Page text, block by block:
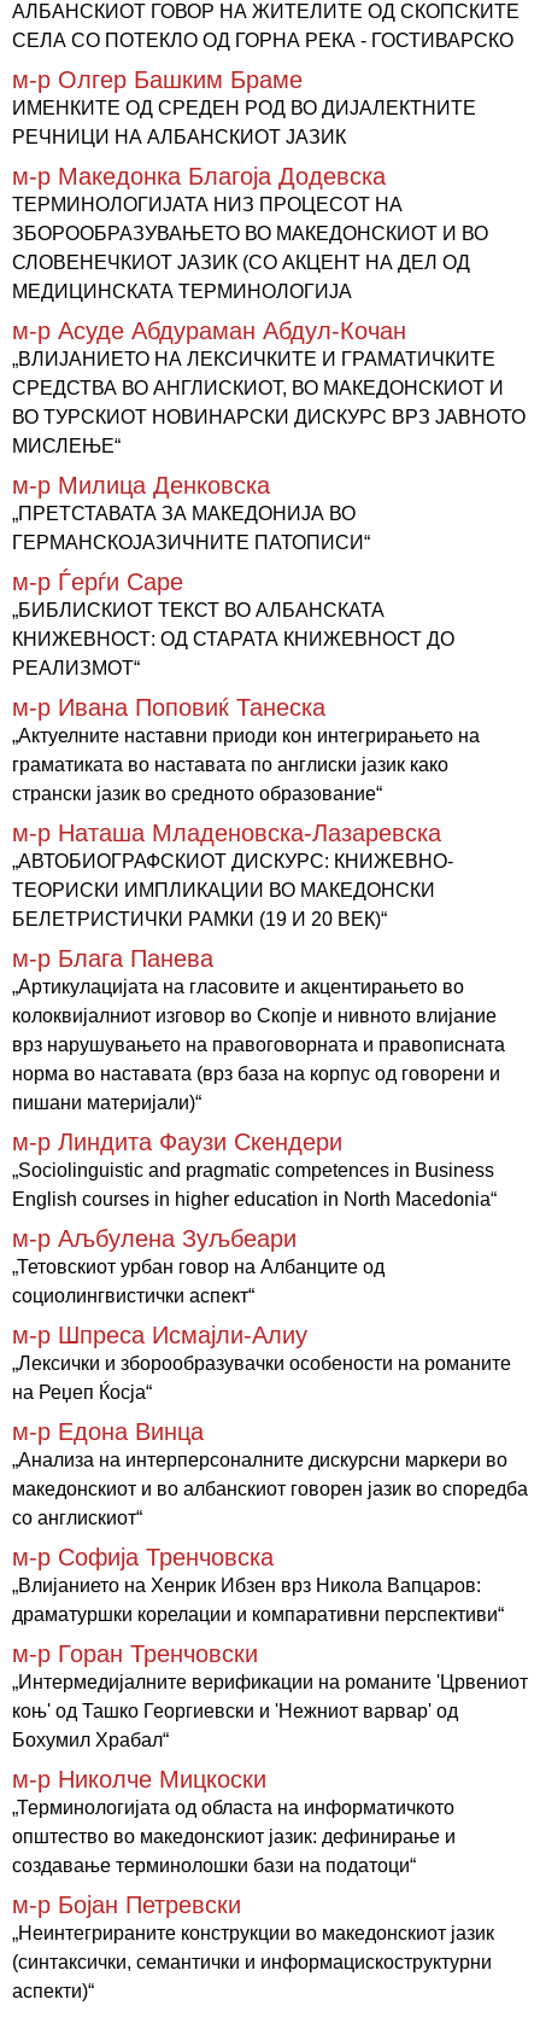
АЛБАНСКИОТ ГОВОР НА ЖИТЕЛИТЕ ОД СКОПСКИТЕ
СЕЛА СО ПОТЕКЛО ОД ГОРНА РЕКА - ГОСТИВАРСКО
м-р Олгер Башким Браме
ИМЕНКИТЕ ОД СРЕДЕН РОД ВО ДИЈАЛЕКТНИТЕ
РЕЧНИЦИ НА АЛБАНСКИОТ ЈАЗИК
м-р Македонка Благоја Додевска
ТЕРМИНОЛОГИЈАТА НИЗ ПРОЦЕСОТ НА
ЗБОРООБРАЗУВАЊЕТО ВО МАКЕДОНСКИОТ И ВО
СЛОВЕНЕЧКИОТ ЈАЗИК (СО АКЦЕНТ НА ДЕЛ ОД
МЕДИЦИНСКАТА ТЕРМИНОЛОГИЈА
м-р Асуде Абдураман Абдул-Кочан
„ВЛИЈАНИЕТО НА ЛЕКСИЧКИТЕ И ГРАМАТИЧКИТЕ
СРЕДСТВА ВО АНГЛИСКИОТ, ВО МАКЕДОНСКИОТ И
ВО ТУРСКИОТ НОВИНАРСКИ ДИСКУРС ВРЗ ЈАВНОТО
МИСЛЕЊЕ“
м-р Милица Денковска
„ПРЕТСТАВАТА ЗА МАКЕДОНИЈА ВО
ГЕРМАНСКОЈАЗИЧНИТЕ ПАТОПИСИ“
м-р Ѓерѓи Саре
„БИБЛИСКИОТ ТЕКСТ ВО АЛБАНСКАТА
КНИЖЕВНОСТ: ОД СТАРАТА КНИЖЕВНОСТ ДО
РЕАЛИЗМОТ“
м-р Ивана Поповиќ Танеска
„Актуелните наставни приоди кон интегрирањето на
граматиката во наставата по англиски јазик како
странски јазик во средното образование“
м-р Наташа Младеновска-Лазаревска
„АВТОБИОГРАФСКИОТ ДИСКУРС: КНИЖЕВНО-
ТЕОРИСКИ ИМПЛИКАЦИИ ВО МАКЕДОНСКИ
БЕЛЕТРИСТИЧКИ РАМКИ (19 И 20 ВЕК)“
м-р Блага Панева
„Артикулациjата на гласовите и акцентирањето во
колоквијалниот изговор во Скопје и нивното влијание
врз нарушувањето на правоговорната и правописната
норма во наставата (врз база на корпус од говорени и
пишани материјали)“
м-р Линдита Фаузи Скендери
„Sociolinguistic and pragmatic competences in Business
English courses in higher education in North Macedonia“
м-р Аљбулена Зуљбеари
„Тетовскиот урбан говор на Албанците од
социолингвистички аспект“
м-р Шпреса Исмајли-Алиу
„Лексички и зборообразувачки особености на романите
на Реџеп Ќосја“
м-р Едона Винца
„Анализа на интерперсоналните дискурсни маркери во
македонскиот и во албанскиот говорен јазик во споредба
со англискиот“
м-р Софија Тренчовска
„Влијанието на Хенрик Ибзен врз Никола Вапцаров:
драматуршки корелации и компаративни перспективи“
м-р Горан Тренчовски
„Интермедијалните верификации на романите 'Црвениот
коњ' од Ташко Георгиевски и 'Нежниот варвар' од
Бохумил Храбал“
м-р Николче Мицкоски
„Терминологијата од областа на информатичкото
општество во македонскиот јазик: дефинирање и
создавање терминолошки бази на податоци“
м-р Бојан Петревски
„Неинтегрираните конструкции во македонскиот јазик
(синтаксички, семантички и информацискоструктурни
аспекти)“